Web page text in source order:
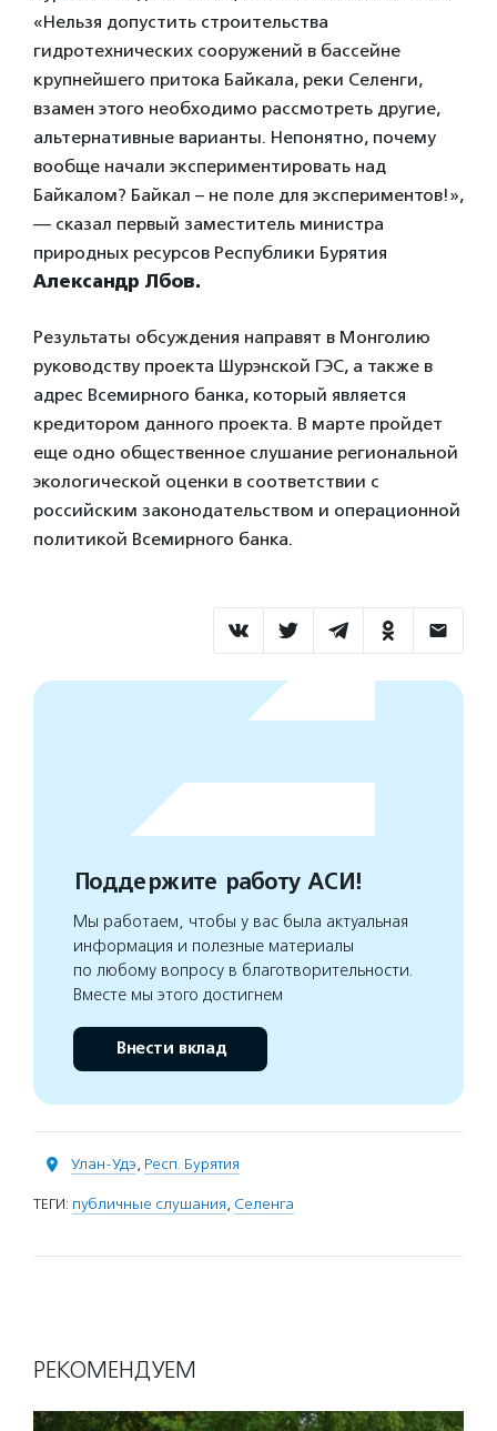
«Нельзя допустить строительства
гидротехнических сооружений в бассейне
крупнейшего притока Байкала, реки Селенги,
взамен этого необходимо рассмотреть другие,
альтернативные варианты. Непонятно, почему
вообще начали экспериментировать над
Байкалом? Байкал – не поле для экспериментов!»,
— сказал первый заместитель министра
природных ресурсов Республики Бурятия
Александр Лбов.
Результаты обсуждения направят в Монголию
руководству проекта Шурэнской ГЭС, а также в
адрес Всемирного банка, который является
кредитором данного проекта. В марте пройдет
еще одно общественное слушание региональной
экологической оценки в соответствии с
российским законодательством и операционной
политикой Всемирного банка.
Поддержите работу АСИ!
Мы работаем, чтобы у вас была актуальная
информация и полезные материалы
по любому вопросу в благотворительности.
Вместе мы этого достигнем
Внести вклад
Улан-Удэ, Респ. Бурятия
ТЕГИ: публичные слушания, Селенга
РЕКОМЕНДУЕМ